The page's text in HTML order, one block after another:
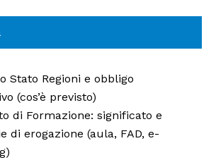
Stato Regioni e obbligo
(cos’è previsto)
di Formazione: significato e
di erogazione (aula, FAD, e-